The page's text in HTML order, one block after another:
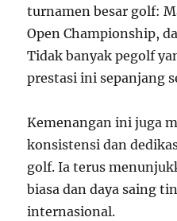
turnamen besar golf:
Open Championship,
Tidak banyak pegolf
prestasi ini sepanjang
Kemenangan ini juga
konsistensi dan
golf. Ia terus
biasa dan daya saing
internasional.